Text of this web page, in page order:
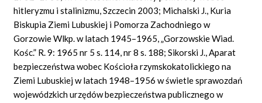
hitleryzmu i stalinizmu, Szczecin 2003; Michalski J., Kuria
Biskupia Ziemi Lubuskiej i Pomorza Zachodniego w
Gorzowie Wlkp. w latach 1945–1965, „Gorzowskie Wiad.
Kośc.” R. 9: 1965 nr 5 s. 114, nr 8 s. 188; Sikorski J., Aparat
bezpieczeństwa wobec Kościoła rzymskokatolickiego na
Ziemi Lubuskiej w latach 1948–1956 w świetle sprawozdań
wojewódzkich urzędów bezpieczeństwa publicznego w